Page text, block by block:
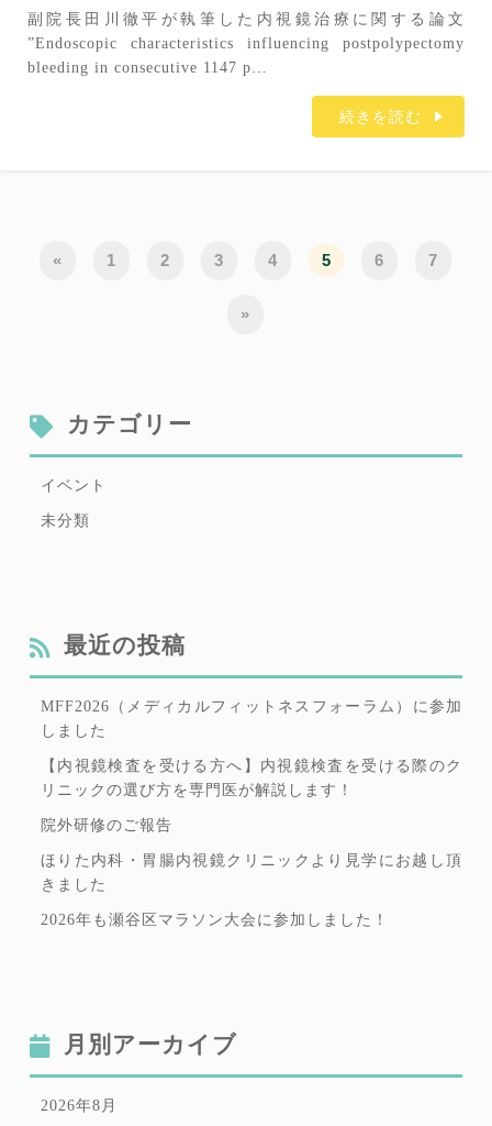
副院長田川徹平が執筆した内視鏡治療に関する論文
”Endoscopic characteristics influencing postpolypectomy
bleeding in consecutive 1147 p…
続きを読む
« 1 2 3 4 5 6 7
»
カテゴリー
イベント
未分類
最近の投稿
MFF2026（メディカルフィットネスフォーラム）に参加
しました
【内視鏡検査を受ける方へ】内視鏡検査を受ける際のク
リニックの選び方を専門医が解説します！
院外研修のご報告
ほりた内科・胃腸内視鏡クリニックより見学にお越し頂
きました
2026年も瀬谷区マラソン大会に参加しました！
月別アーカイブ
2026年8月